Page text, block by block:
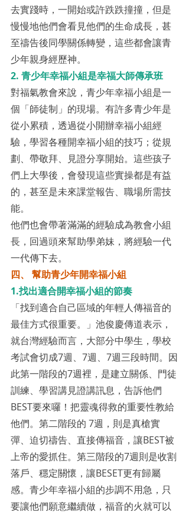
去實踐時，一開始或許跌跌撞撞，但是
慢慢地他們會看見他們的生命成長，甚
至禱告後同學關係轉變，這些都會讓青
少年親身經歷神。
2. 青少年幸福小組是幸福大師傳承班
對福氣教會來說，青少年幸福小組是一
個「師徒制」的現場。有許多青少年是
從小累積，透過從小開辦幸福小組經
驗，學習各種開幸福小組的技巧；從規
劃、帶敬拜、見證分享開始。這些孩子
們上大學後，會發現這些實操都是有益
的，甚至是未來課堂報告、職場所需技
能。
他們也會帶著滿滿的經驗成為教會小組
長，回過頭來幫助學弟妹，將經驗一代
一代傳下去。
四、 幫助青少年開幸福小組
1.找出適合開幸福小組的節奏
「找到適合自己區域的年輕人傳福音的
最佳方式很重要。」池俊慶傳道表示，
就台灣經驗而言，大部分中學生，學校
考試會切成7週、7週、7週三段時間。因
此第一階段的7週裡，是建立關係、門徒
訓練、學習講見證講訊息，告訴他們
BEST要來囉！把靈魂得救的重要性教給
他們。第二階段的 7週，則是真槍實
彈、迫切禱告、直接傳福音，讓BEST被
上帝的愛抓住。第三階段的7週則是收割
落戶、穩定關懷，讓BESET更有歸屬
感。青少年幸福小組的步調不用急，只
要讓他們願意繼續做，福音的火就可以